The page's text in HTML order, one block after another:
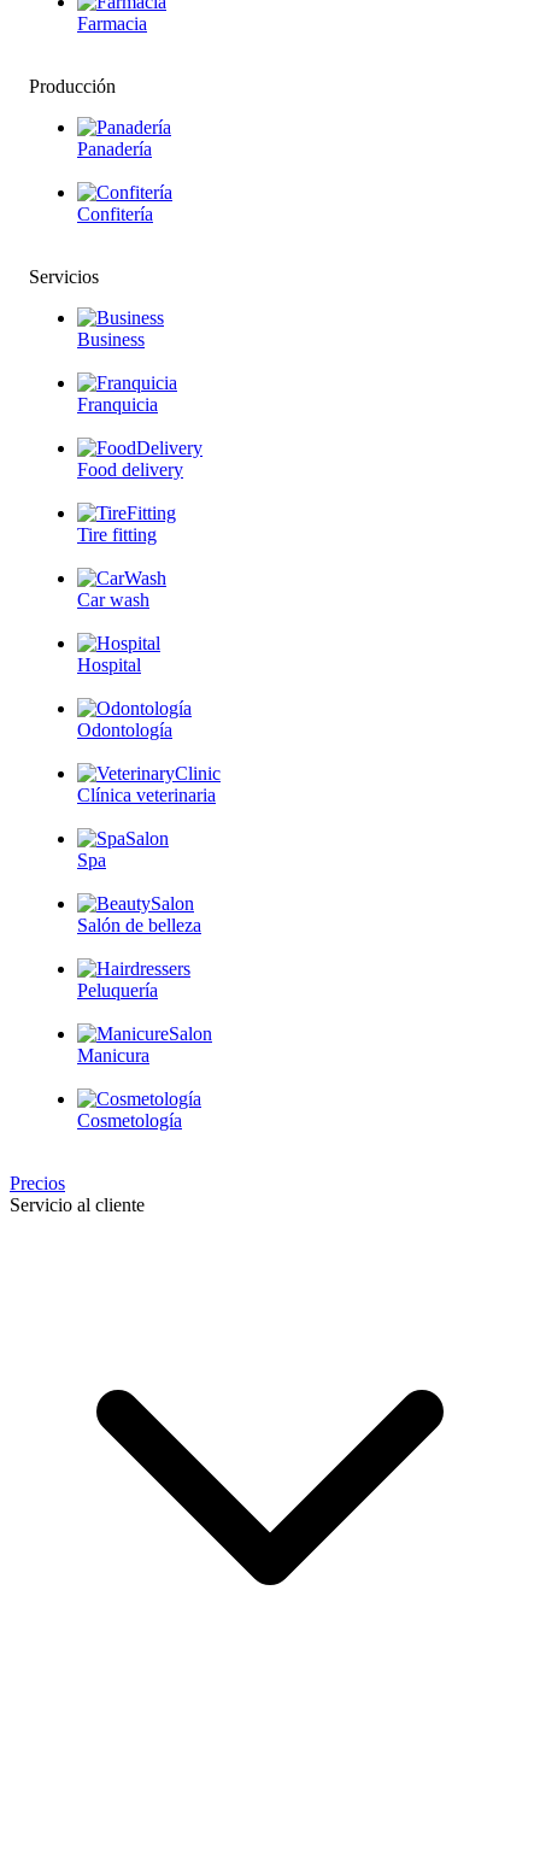
Farmacia
Producción
Panadería
Confitería
Servicios
Business
Franquicia
Food delivery
Tire fitting
Car wash
Hospital
Odontología
Clínica veterinaria
Spa
Salón de belleza
Peluquería
Manicura
Cosmetología
Precios
Servicio al cliente